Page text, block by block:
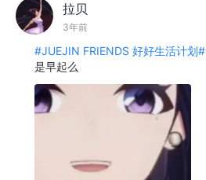
拉贝
3年前
#JUEJIN FRIENDS 好好生活计划#
是早起么